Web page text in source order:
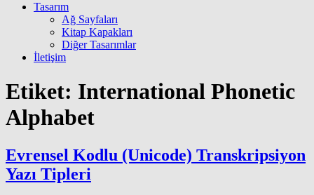
Tasarım
Ağ Sayfaları
Kitap Kapakları
Diğer Tasarımlar
İletişim
Etiket: International Phonetic
Alphabet
Evrensel Kodlu (Unicode) Transkripsiyon
Yazı Tipleri